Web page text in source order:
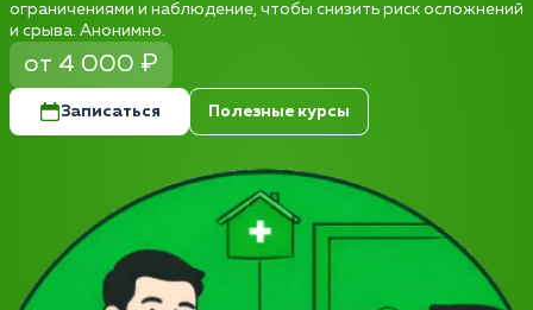
ограничениями и наблюдение, чтобы снизить риск осложнений
и срыва. Анонимно.
от 4 000 ₽
Записаться Полезные курсы